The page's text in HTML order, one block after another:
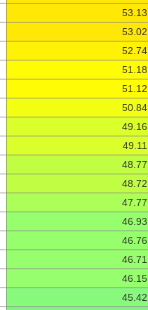
53.13
53.02
52.74
51.18
51.12
50.84
49.16
49.11
48.77
48.72
47.77
46.93
46.76
46.71
46.15
45.42